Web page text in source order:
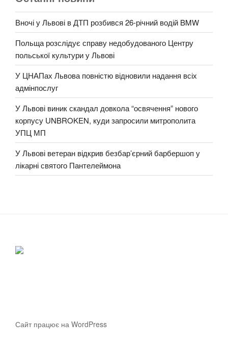
Вночі у Львові в ДТП розбився 26-річний водій BMW
Польща розслідує справу недобудованого Центру
польської культури у Львові
У ЦНАПах Львова повністю відновили надання всіх
адмінпослуг
У Львові виник скандал довкола “освячення” нового
корпусу UNBROKEN, куди запросили митрополита
УПЦ МП
У Львові ветеран відкрив безбар’єрний барбершоп у
лікарні святого Пантелеймона
Сайт працює на WordPress